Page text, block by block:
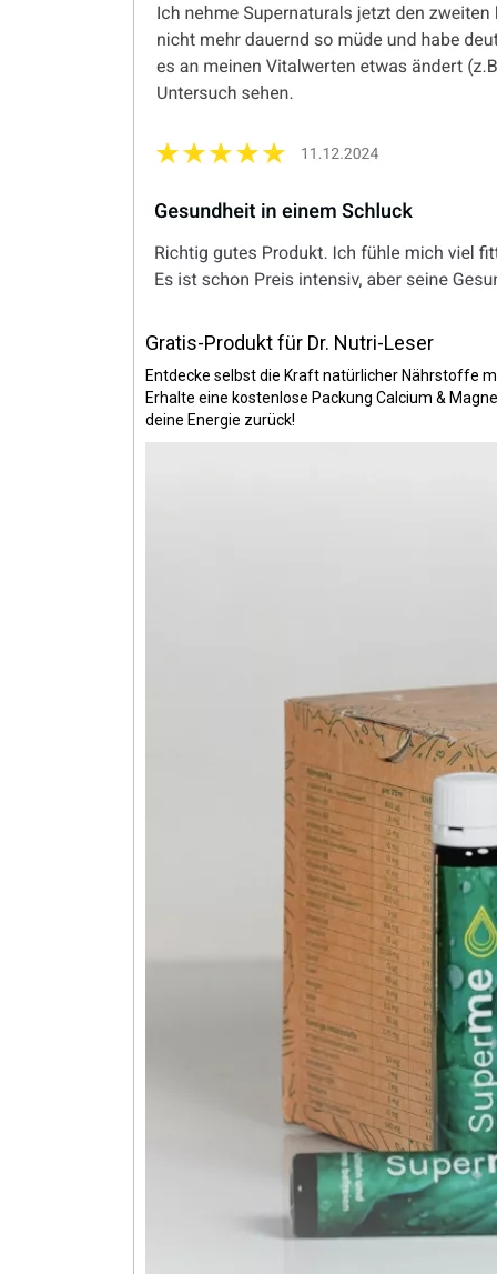
Gratis-Produkt für Dr. Nutri-Leser
Entdecke selbst die Kraft natürlicher Nährstoffe
Erhalte eine kostenlose Packung Calcium &
deine Energie zurück!